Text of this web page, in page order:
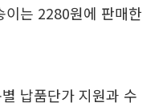
이는 2280원에 판매한
납품단가 지원과 수